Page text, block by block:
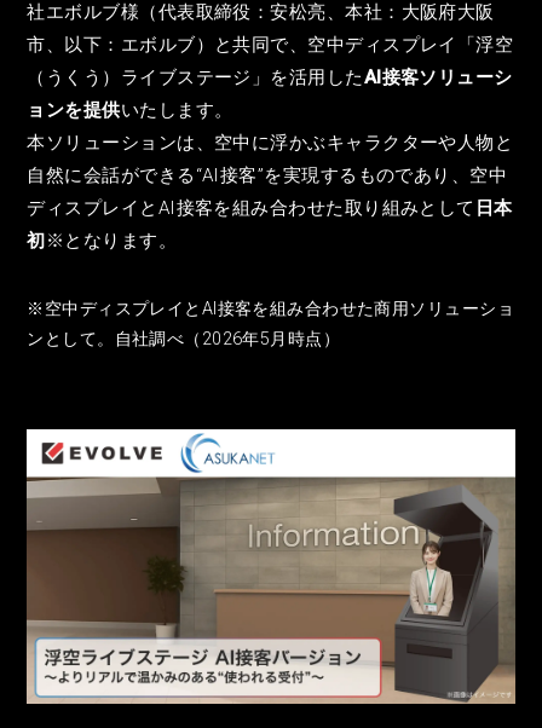
社エボルブ様（代表取締役：安松亮、本社：大阪府大阪
市、以下：エボルブ）と共同で、空中ディスプレイ「浮空
（うくう）ライブステージ」を活用したAI接客ソリューシ
ョンを提供いたします。
本ソリューションは、空中に浮かぶキャラクターや人物と
自然に会話ができる“AI接客”を実現するものであり、空中
ディスプレイとAI接客を組み合わせた取り組みとして 日本
初※となります。
※空中ディスプレイとAI接客を組み合わせた商用ソリューショ
ンとして。自社調べ（2026年5月時点）